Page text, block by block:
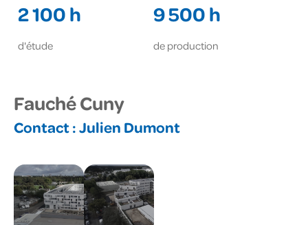
2 100 h
d'étude
9 500 h
de production
Fauché Cuny
Contact :Julien Dumont